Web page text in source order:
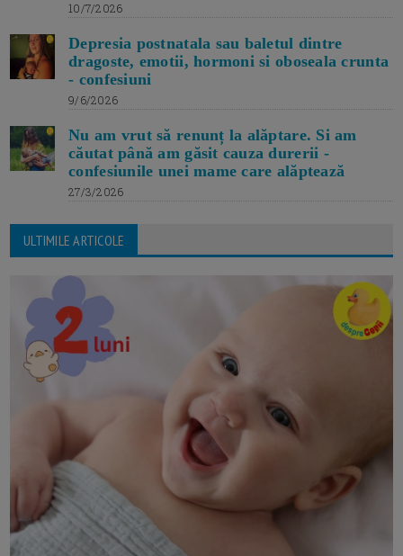
10/7/2026
Depresia postnatala sau baletul dintre
dragoste, emotii, hormoni si oboseala crunta
- confesiuni
9/6/2026
Nu am vrut să renunț la alăptare. Si am
căutat până am găsit cauza durerii -
confesiunile unei mame care alăptează
27/3/2026
ULTIMILE ARTICOLE